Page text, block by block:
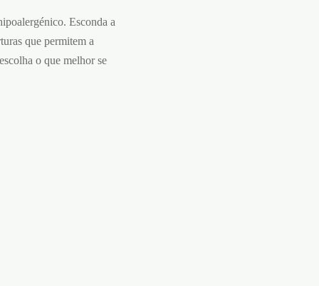
Esconda a
que permitem a
o que melhor se